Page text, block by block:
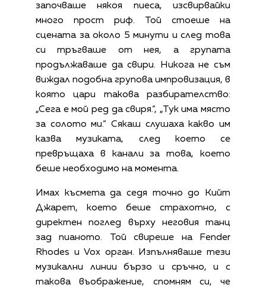
започваше някоя пиеса, изсвирвайки
много прост риф. Той стоеше на
сцената за около 5 минути и след това
си тръгваше от нея, а групата
продължаваше да свири. Никога не съм
виждал подобна групова импровизация, в
която цари такова разбирателство:
„Сега е мой ред да свиря.“, „Тук има място
за солото ми.“ Сякаш слушаха какво им
казва музиката, след което се
превръщаха в канали за това, което
беше необходимо на момента.
Имах късмета да седя точно до Кийт
Джарет, което беше страхотно, с
директен поглед върху неговия танц
зад пианото. Той свиреше на Fender
Rhodes и Vox орган. Изпълняваше тези
музикални линии бързо и сръчно, и с
такова въображение, спомням си, че